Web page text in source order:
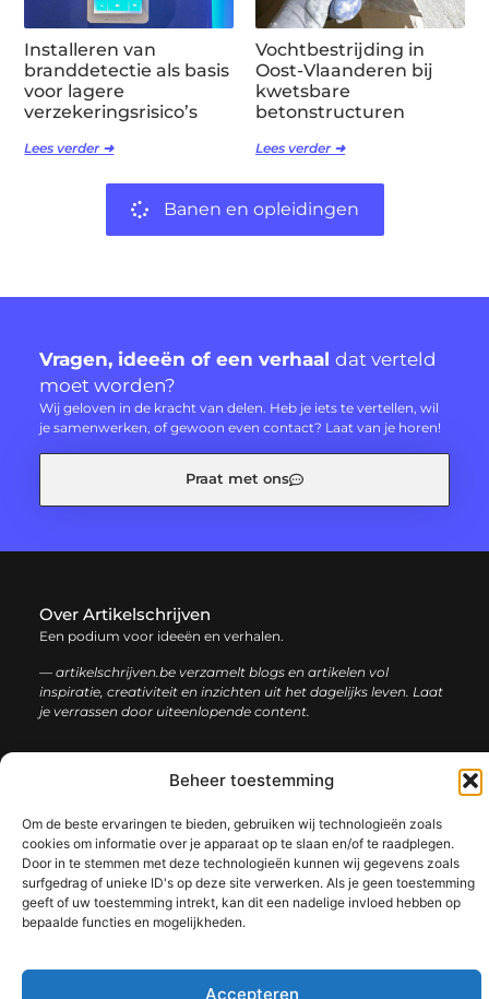
Beheer toestemming
Om de beste ervaringen te bieden, gebruiken wij technologieën zoals
cookies om informatie over je apparaat op te slaan en/of te raadplegen.
Door in te stemmen met deze technologieën kunnen wij gegevens zoals
surfgedrag of unieke ID's op deze site verwerken. Als je geen toestemming
geeft of uw toestemming intrekt, kan dit een nadelige invloed hebben op
bepaalde functies en mogelijkheden.
Accepteren
Installeren van
branddetectie als basis
voor lagere
verzekeringsrisico’s
Lees verder ➜
Vochtbestrijding in
Oost-Vlaanderen bij
kwetsbare
betonstructuren
Lees verder ➜
Banen en opleidingen
Vragen, ideeën of een verhaal dat verteld
moet worden?
Wij geloven in de kracht van delen. Heb je iets te vertellen, wil
je samenwerken, of gewoon even contact? Laat van je horen!
Praat met ons
Over Artikelschrijven
Een podium voor ideeën en verhalen.
— artikelschrijven.be verzamelt blogs en artikelen vol
inspiratie, creativiteit en inzichten uit het dagelijks leven. Laat
je verrassen door uiteenlopende content.
Bericht categorie
@2025 www.artikelschrijven.be. All Right Reserved.​